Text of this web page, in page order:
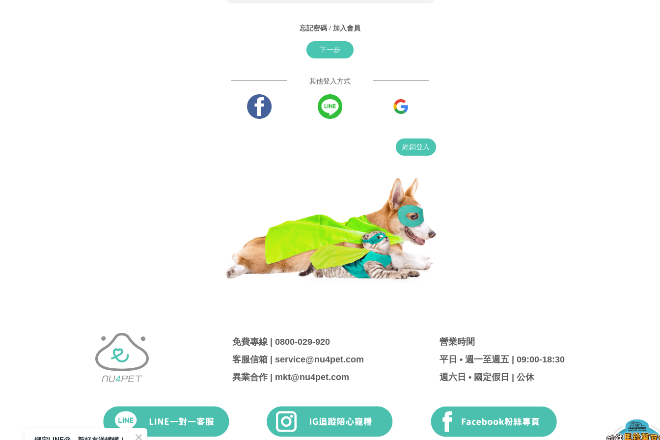
忘記密碼 / 加入會員
下一步
其他登入方式
經銷登入
免費專線 | 0800-029-920
客服信箱 | service@nu4pet.com
異業合作 | mkt@nu4pet.com
營業時間
平日 • 週一至週五 | 09:00-18:30
週六日 • 國定假日 | 公休